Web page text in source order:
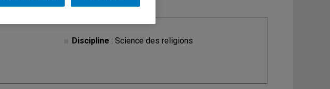
Discipline : Science des religions